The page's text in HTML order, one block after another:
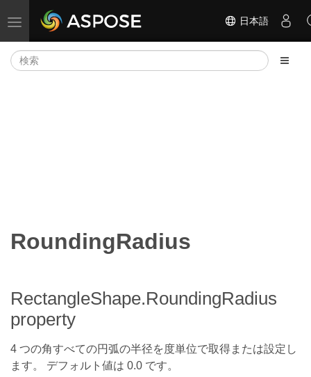
ナビゲーションの切り替え 日本語
RoundingRadius
RectangleShape.RoundingRadius
property
4 つの角すべての円弧の半径を度単位で取得または設定し
ます。 デフォルト値は 0.0 です。